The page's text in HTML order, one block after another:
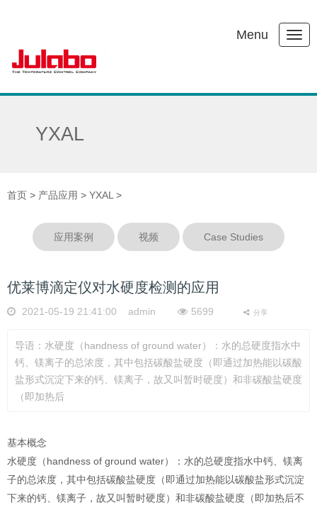
Menu
YXAL
首页 > 产品应用 > YXAL>
应用案例 视频 Case Studies
优莱博滴定仪对水硬度检测的应用
2021-05-19 21:41:00 admin 5699 分享
导语：水硬度（handness of ground water）：水的总硬度指水中
钙、镁离子的总浓度，其中包括碳酸盐硬度（即通过加热能以碳酸
盐形式沉淀下来的钙、镁离子，故又叫暂时硬度）和非碳酸盐硬度
（即加热后
基本概念
水硬度（handness of ground water）：水的总硬度指水中钙、镁离
子的总浓度，其中包括碳酸盐硬度（即通过加热能以碳酸盐形式沉淀
下来的钙、镁离子，故又叫暂时硬度）和非碳酸盐硬度（即加热后不